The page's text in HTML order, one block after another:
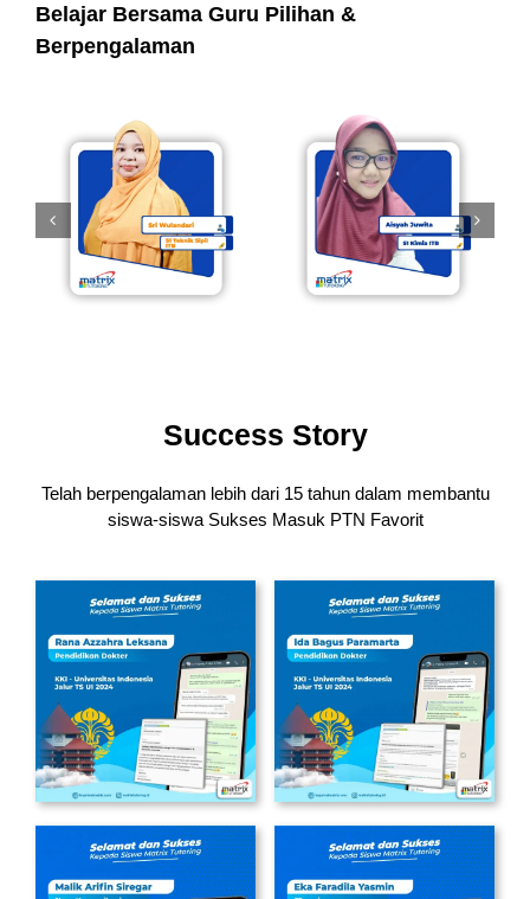
Belajar Bersama Guru Pilihan &
Berpengalaman
Success Story
Telah berpengalaman lebih dari 15 tahun dalam membantu
siswa-siswa Sukses Masuk PTN Favorit